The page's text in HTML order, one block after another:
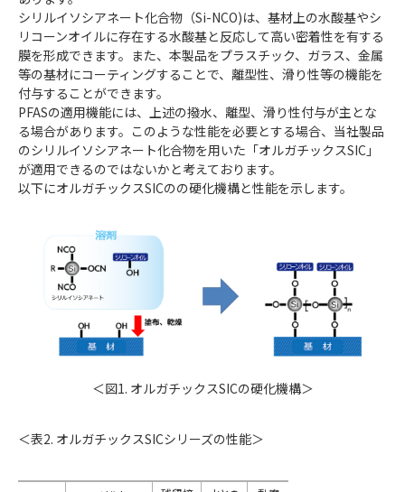
シリルイソシアネート化合物（Si-NCO)は、基材上の水酸基やシ
リコーンオイルに存在する水酸基と反応して高い密着性を有する
膜を形成できます。また、本製品をプラスチック、ガラス、金属
等の基材にコーティングすることで、離型性、滑り性等の機能を
付与することができます。
PFASの適用機能には、上述の撥水、離型、滑り性付与が主とな
る場合があります。このような性能を必要とする場合、当社製品
のシリルイソシアネート化合物を用いた「オルガチックスSIC」
が適用できるのではないかと考えております。
以下にオルガチックスSICのの硬化機構と性能を示します。
＜図1. オルガチックスSICの硬化機構＞
＜表2. オルガチックスSICシリーズの性能＞